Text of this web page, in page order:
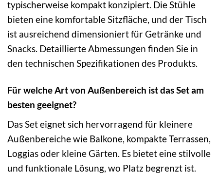
typischerweise kompakt konzipiert. Die Stühle
bieten eine komfortable Sitzfläche, und der Tisch
ist ausreichend dimensioniert für Getränke und
Snacks. Detaillierte Abmessungen finden Sie in
den technischen Spezifikationen des Produkts.
Für welche Art von Außenbereich ist das Set am
besten geeignet?
Das Set eignet sich hervorragend für kleinere
Außenbereiche wie Balkone, kompakte Terrassen,
Loggias oder kleine Gärten. Es bietet eine stilvolle
und funktionale Lösung, wo Platz begrenzt ist.